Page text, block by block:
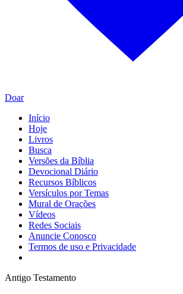
Doar
Início
Hoje
Livros
Busca
Versões da Bíblia
Devocional Diário
Recursos Bíblicos
Versículos por Temas
Mural de Orações
Vídeos
Redes Sociais
Anuncie Conosco
Termos de uso e Privacidade
Antigo Testamento